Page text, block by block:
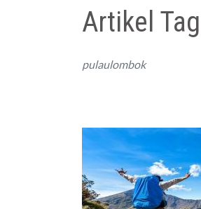
Artikel Tag
pulaulombok